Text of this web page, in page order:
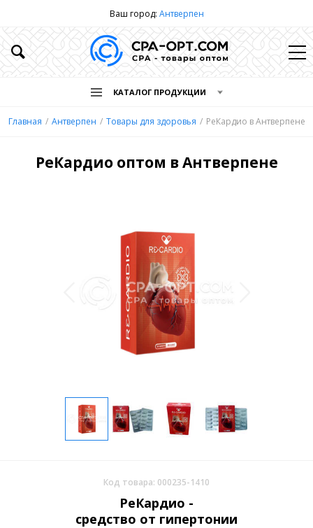
Ваш город: Антверпен
КАТАЛОГ ПРОДУКЦИИ
Главная Антверпен Товары для здоровья РеКардио в Антверпене
РеКардио оптом в Антверпене
Код товара: 000235-1410
РеКардио -
средство от гипертонии